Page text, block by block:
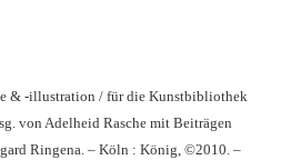
& -illustration / für die Kunstbibliothek
von Adelheid Rasche mit Beiträgen
Ringena. – Köln : König, ©2010. –